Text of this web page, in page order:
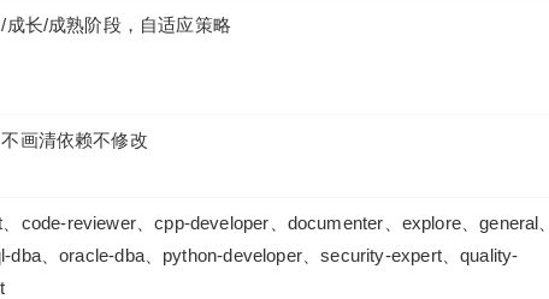
长/成熟阶段，自适应策略
画清依赖不修改
code-reviewer、cpp-developer、documenter、explore、general、
dba、oracle-dba、python-developer、security-expert、quality-